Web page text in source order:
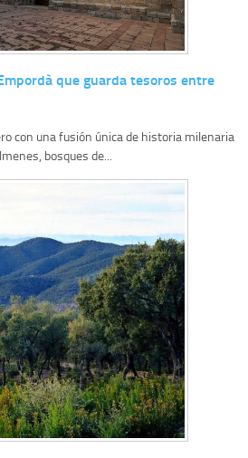
que guarda tesoros entre
con una fusión única de historia milenaria
bosques de...